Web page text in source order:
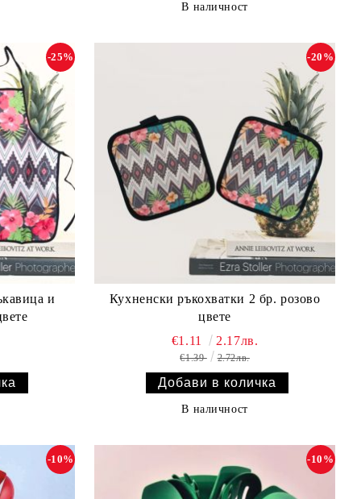
В наличност
и
-25%
Кухненски ръкохватки 2 бр. розово
цвете
-20%
€1.11 2.17лв.
€1.39 2.72лв.
В наличност
-10% -10%